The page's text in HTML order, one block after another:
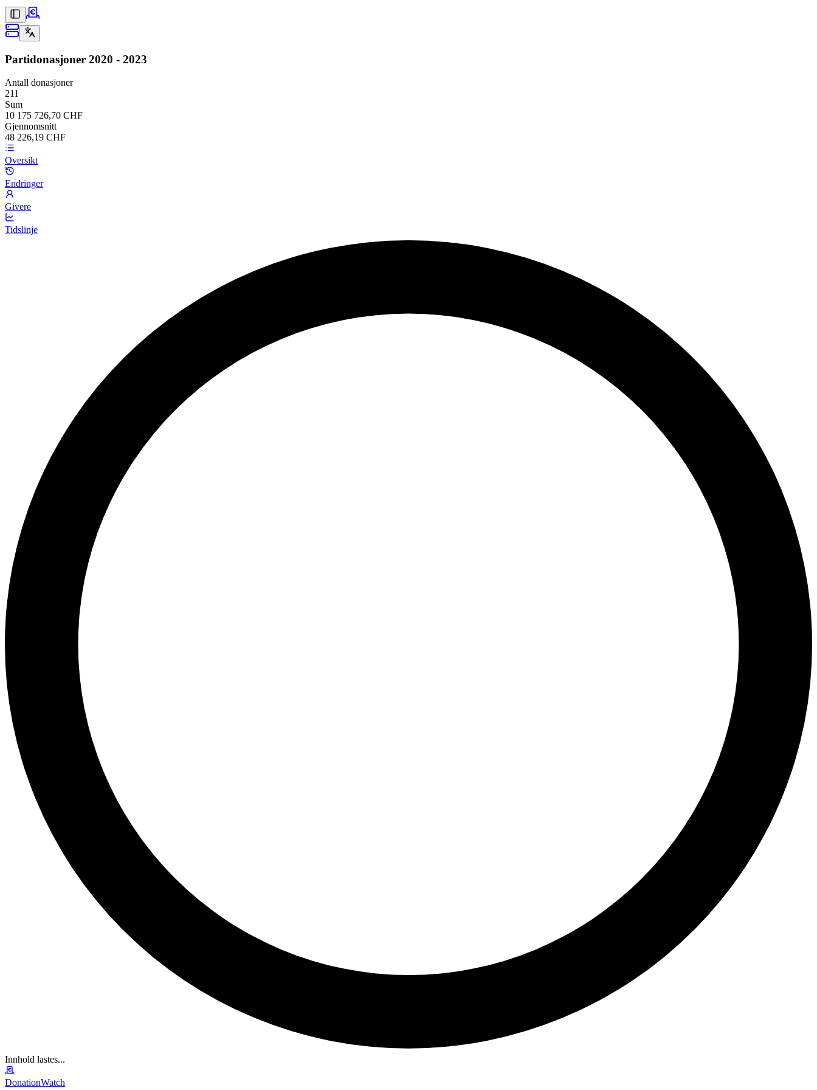
Partidonasjoner 2020 - 2023
Antall donasjoner
211
Sum
10 175 726,70 CHF
Gjennomsnitt
48 226,19 CHF
Oversikt
Endringer
Givere
Tidslinje
Innhold lastes...
DonationWatch